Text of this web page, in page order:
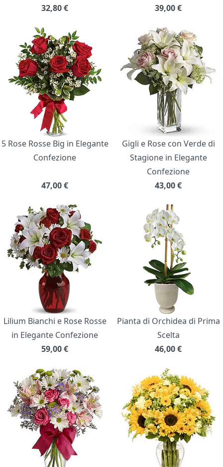
32,80€
39,00€
5 Rose Rosse Big in Elegante
Confezione
47,00€
Gigli e Rose con Verde di
Stagione in Elegante
Confezione
43,00€
Lilium Bianchi e Rose Rosse
in Elegante Confezione
59,00€
Pianta di Orchidea di Prima
Scelta
46,00€